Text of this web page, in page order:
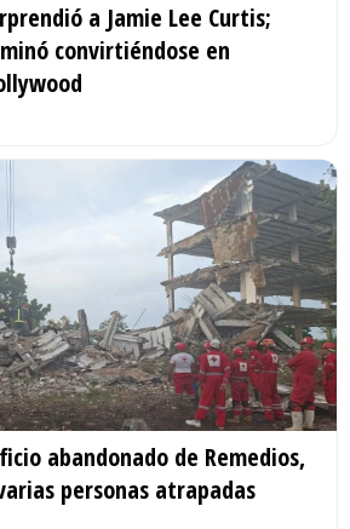
a Jamie Lee Curtis;
convirtiéndose en
abandonado de Remedios,
personas atrapadas